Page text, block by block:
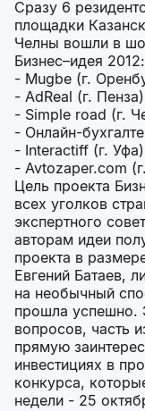
Сразу 6
площадки
Челны вошли в
Бизнес–идея 2012:
- Mugbe (г.
- AdReal (г.
- Simple road (г.
- Онлайн-
- Interactiff (г.
- Avtozaper.com
Цель проекта
всех уголков
экспертного
авторам идеи
проекта в
Евгений Батаев,
на необычный
прошла успешно.
вопросов, часть
прямую
инвестициях в
конкурса,
недели - 25